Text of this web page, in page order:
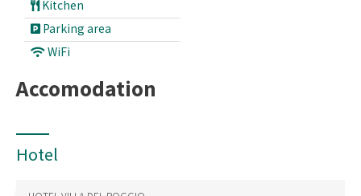
Kitchen
Parking area
WiFi
Accomodation
Hotel